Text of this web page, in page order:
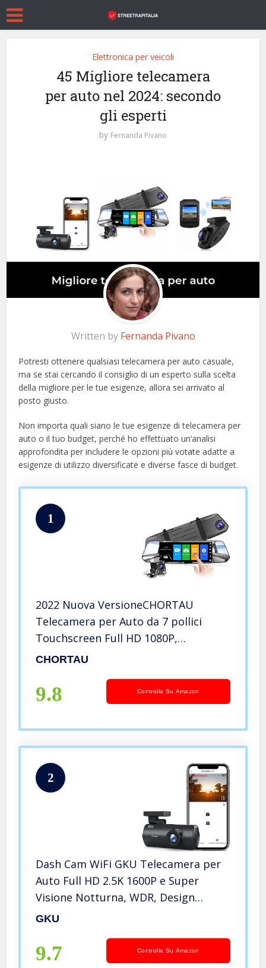
Elettronica per veicoli
45 Migliore telecamera
per auto nel 2024: secondo
gli esperti
by Fernanda Pivano
Written by Fernanda Pivano
Potresti ottenere qualsiasi telecamera per auto casuale,
ma se stai cercando il consiglio di un esperto sulla scelta
della migliore per le tue esigenze, allora sei arrivato al
posto giusto.
Non importa quali siano le tue esigenze di telecamera per
auto o il tuo budget, perché ho effettuato un’analisi
approfondita per includere le opzioni più votate adatte a
esigenze di utilizzo diversificate e diverse fasce di budget.
1
2022 Nuova VersioneCHORTAU
Telecamera per Auto da 7 pollici
Touchscreen Full HD 1080P,
Telecamera Grandangolare Anteriore
impermeabile, con Sistema di
Monitoraggio Inverso
CHORTAU
9.8 Controlla Su Amazon
2
Dash Cam WiFi GKU Telecamera per
Auto Full HD 2.5K 1600P e Super
Visione Notturna, WDR, Design
Ultracompatto, Grandangolo di 170°,
Monitor di Parcheggio,Max 128G
GKU
9.7 Controlla Su Amazon